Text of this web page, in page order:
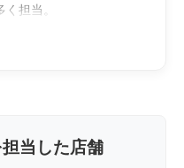
担当。
機種に対応し、一般的
当した店舗